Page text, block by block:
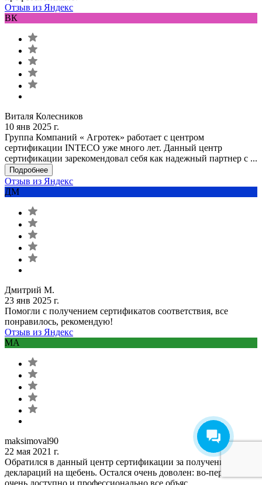
Отзыв из Яндекс
ВК
Виталя Колесников
10 янв 2025 г.
Группа Компаний « Агротек» работает с центром
сертификации INTECO уже много лет. Данный центр
сертификации зарекомендовал себя как надежный партнер с ...
Подробнее
Отзыв из Яндекс
ДМ
Дмитрий М.
23 янв 2025 г.
Помогли с получением сертификатов соответствия, все
понравилось, рекомендую!
Отзыв из Яндекс
MA
maksimoval90
22 мая 2021 г.
Обратился в данный центр сертификации за получением
деклараций на щебень. Остался очень доволен: во-первых,
очень доступно и профессионально все объяс...